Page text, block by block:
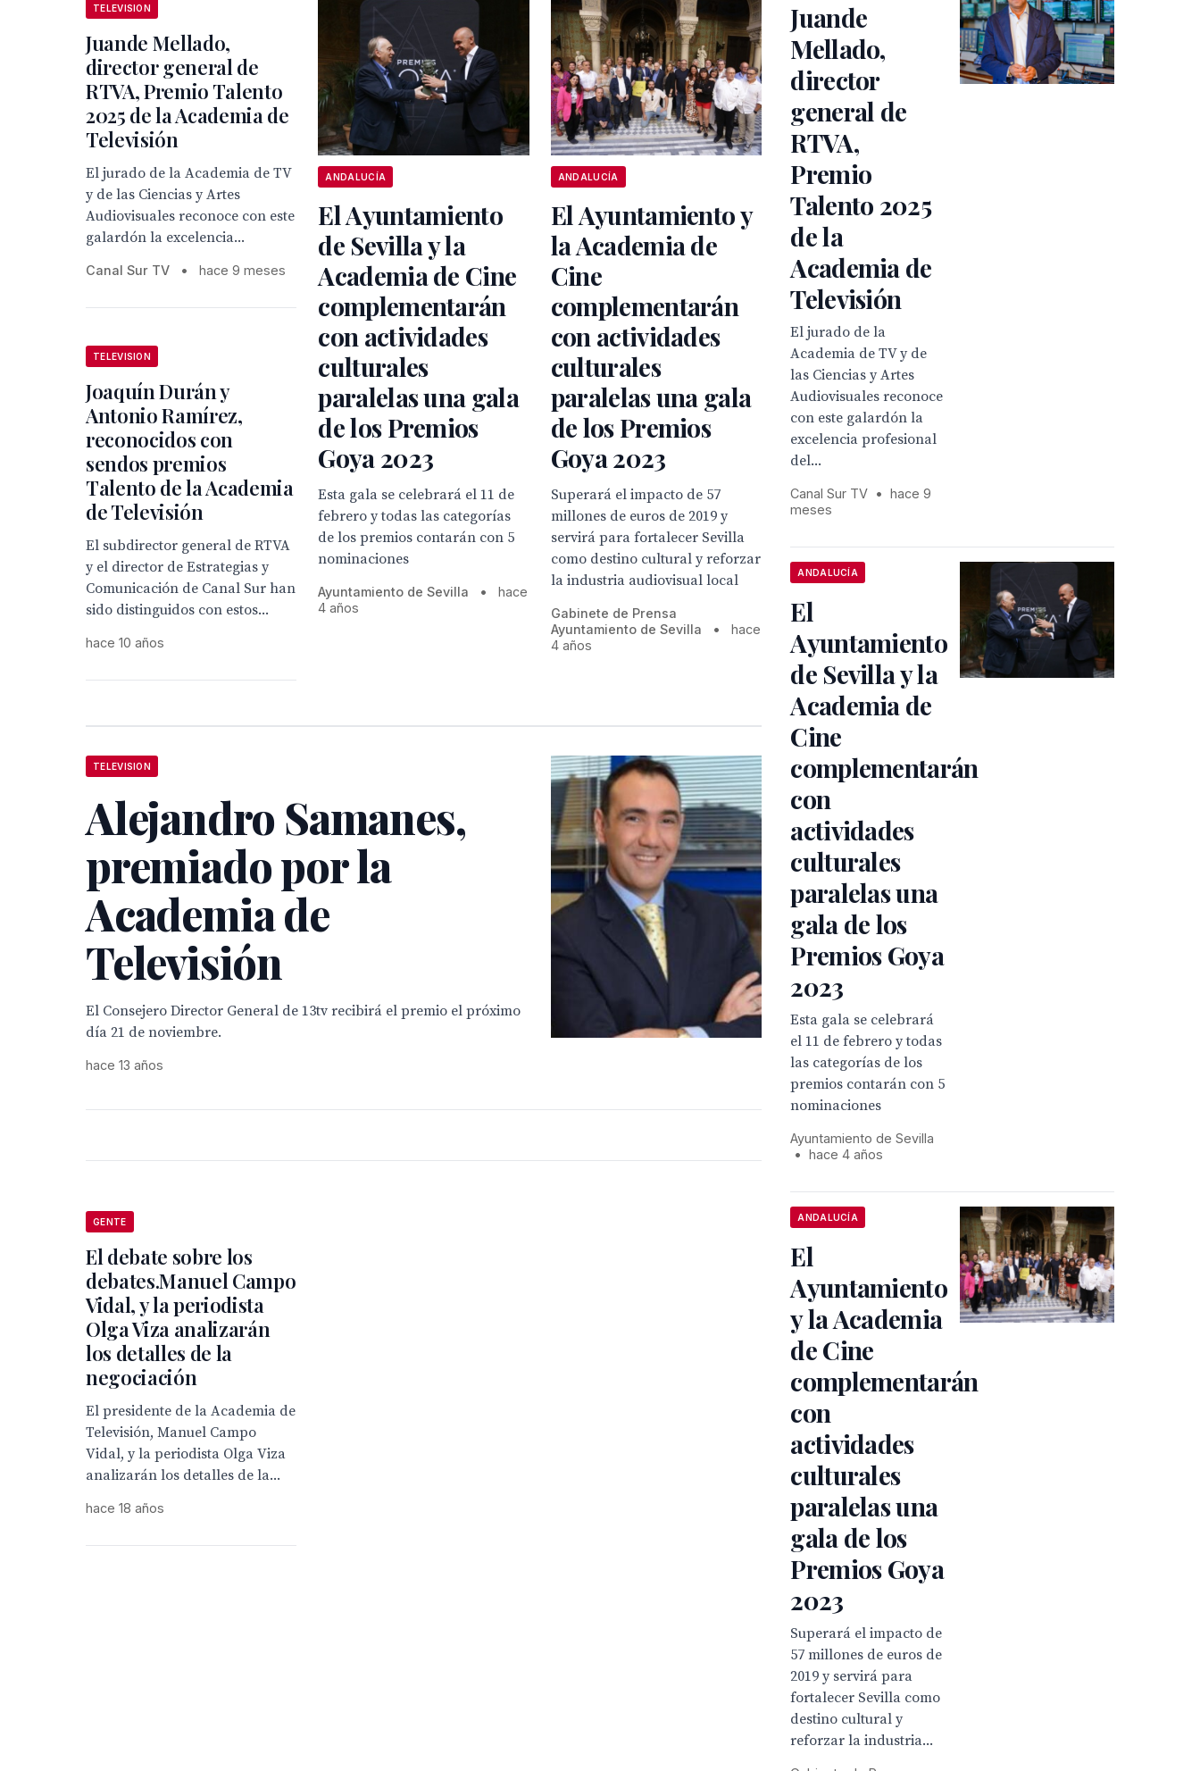
TELEVISION
Juande Mellado,
director general de
RTVA, Premio Talento
2025 de la Academia de
Televisión
El jurado de la Academia de TV
y de las Ciencias y Artes
Audiovisuales reconoce con este
galardón la excelencia...
Canal Sur TV • hace 9 meses
ANDALUCÍA
El Ayuntamiento
de Sevilla y la
Academia de Cine
complementarán
con actividades
culturales
paralelas una gala
de los Premios
Goya 2023
Esta gala se celebrará el 11 de
febrero y todas las categorías
de los premios contarán con 5
nominaciones
Ayuntamiento de Sevilla •
hace
4 años
ANDALUCÍA
El Ayuntamiento y
la Academia de
Cine
complementarán
con actividades
culturales
paralelas una gala
de los Premios
Goya 2023
Superará el impacto de 57
millones de euros de 2019 y
servirá para fortalecer Sevilla
como destino cultural y reforzar
la industria audiovisual local
Gabinete de Prensa
Ayuntamiento de Sevilla
•
hace
4 años
TELEVISION
Joaquín Durán y
Antonio Ramírez,
reconocidos con
sendos premios
Talento de la Academia
de Televisión
El subdirector general de RTVA
y el director de Estrategias y
Comunicación de Canal Sur han
sido distinguidos con estos...
hace 10 años
TELEVISION
Alejandro Samanes,
premiado por la
Academia de
Televisión
El Consejero Director General de 13tv recibirá el premio el próximo
día 21 de noviembre.
hace 13 años
GENTE
El debate sobre los
debates.Manuel Campo
Vidal, y la periodista
Olga Viza analizarán
los detalles de la
negociación
El presidente de la Academia de
Televisión, Manuel Campo
Vidal, y la periodista Olga Viza
analizarán los detalles de la...
hace 18 años
Juande
Mellado,
director
general de
RTVA,
Premio
Talento 2025
de la
Academia de
Televisión
El jurado de la
Academia de TV y de
las Ciencias y Artes
Audiovisuales reconoce
con este galardón la
excelencia profesional
del...
Canal Sur TV •
hace 9
meses
ANDALUCÍA
El
Ayuntamiento
de Sevilla y la
Academia de
Cine
complementarán
con
actividades
culturales
paralelas una
gala de los
Premios Goya
2023
Esta gala se celebrará
el 11 de febrero y todas
las categorías de los
premios contarán con 5
nominaciones
Ayuntamiento de Sevilla
•
hace 4 años
ANDALUCÍA
El
Ayuntamiento
y la Academia
de Cine
complementarán
con
actividades
culturales
paralelas una
gala de los
Premios Goya
2023
Superará el impacto de
57 millones de euros de
2019 y servirá para
fortalecer Sevilla como
destino cultural y
reforzar la industria...